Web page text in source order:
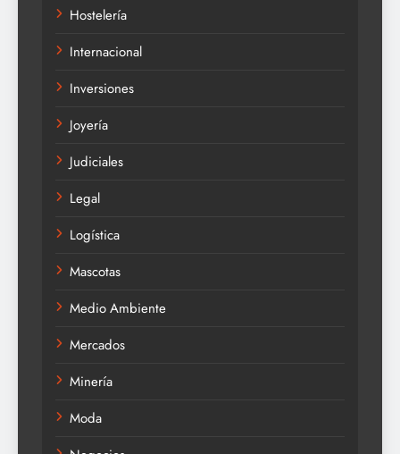
Hostelería
Internacional
Inversiones
Joyería
Judiciales
Legal
Logística
Mascotas
Medio Ambiente
Mercados
Minería
Moda